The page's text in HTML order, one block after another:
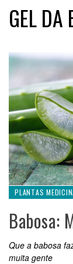
GEL DA
PLANTAS
Babosa:
Que a babosa
muita gente